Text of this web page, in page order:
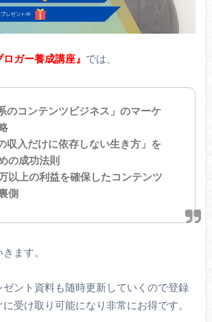
ガー養成講座』 では、
のコンテンツビジネス」のマーケ
収入だけに依存しない生き方」を
の成功法則
以上の利益を確保したコンテンツ
側
ます。
ント資料も随時更新していくので登録
受け取り可能になり非常にお得です。